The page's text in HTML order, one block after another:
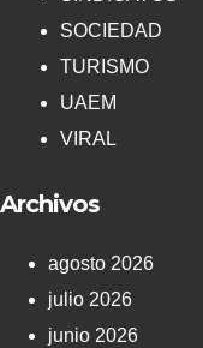
SOCIEDAD
TURISMO
UAEM
VIRAL
Archivos
agosto 2026
julio 2026
junio 2026